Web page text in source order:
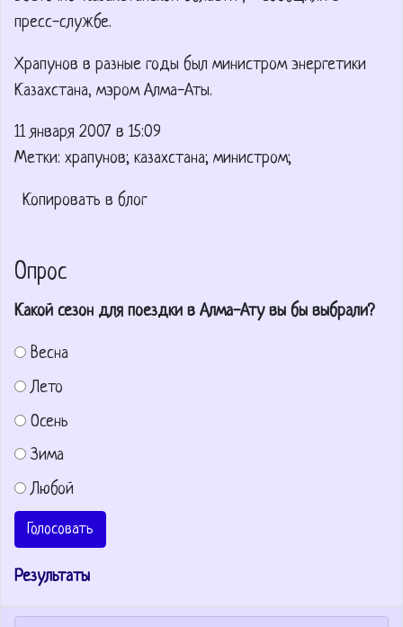
пресс-службе.
Храпунов в разные годы был министром энергетики
Казахстана, мэром Алма-Аты.
11 января 2007 в 15:09
Метки: храпунов; казахстана; министром;
Копировать в блог
Опрос
Какой сезон для поездки в Алма-Ату вы бы выбрали?
Весна
Лето
Осень
Зима
Любой
Голосовать
Результаты